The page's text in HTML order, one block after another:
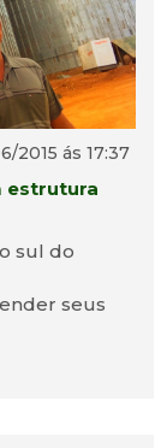
2015 ás 17:37
estrutura
sul do
seus